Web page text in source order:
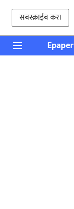
सबस्क्राईब करा
Epaper